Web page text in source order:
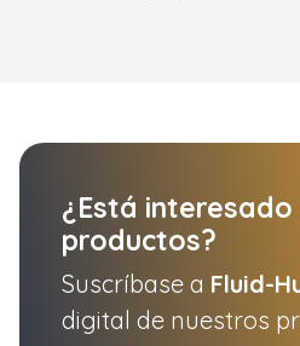
¿Está
productos?
Suscríbase a Fluid-
digital de nuestros